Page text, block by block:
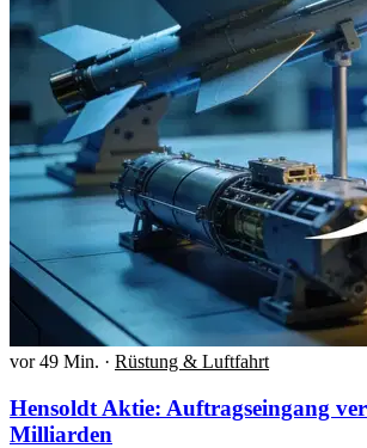
vor 49 Min. · Rüstung & Luftfahrt
Hensoldt Aktie: Auftragseingang
Milliarden